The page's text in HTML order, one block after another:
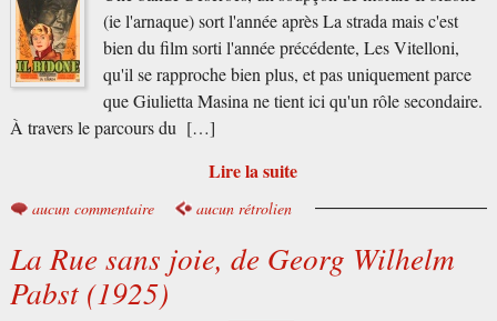
(ie l'arnaque) sort l'année après La strada mais c'est
bien du film sorti l'année précédente, Les Vitelloni,
qu'il se rapproche bien plus, et pas uniquement parce
que Giulietta Masina ne tient ici qu'un rôle secondaire.
À travers le parcours du […]
Lire la suite
aucun commentaire aucun rétrolien
La Rue sans joie, de Georg Wilhelm
Pabst (1925)